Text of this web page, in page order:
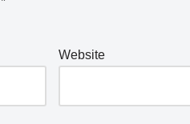
Website